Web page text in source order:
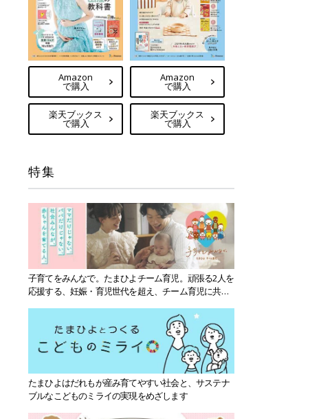
Amazon
で購入
楽天ブックス
で購入
Amazon
で購入
楽天ブックス
で購入
特集
子育てをみんなで。たまひよチーム育児。頑張る2人を
応援する、妊娠・育児世代を超え、チーム育児に共感
たまひよはだれもが産み育てやすい社会と、サステナ
ブルなこどものミライの実現をめざします